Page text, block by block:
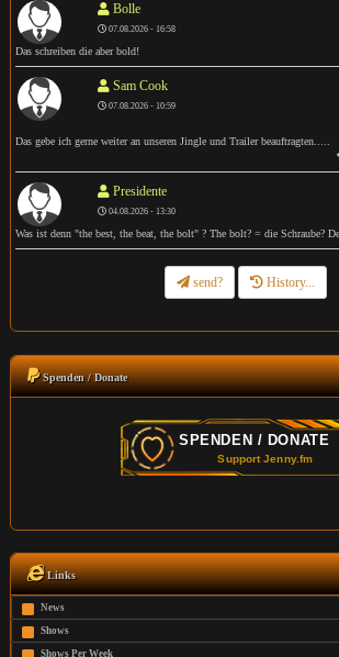
Bolle
07.08.2026 - 16:58
Das schreiben die aber bold!
Sam Cook
07.08.2026 - 10:59
Das gebe ich gerne weiter an unseren Jingle und Trailer beauftragten.....
Presidente
04.08.2026 - 13:30
Was ist denn "the best, the beat, the bolt" ? The bolt? = die Schraube?
send? History...
Spenden / Donate
Links
News
Shows
Shows Per Week